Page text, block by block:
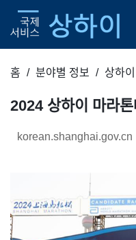
홈 분야별 정보 상하
2024 상하이 마라
korean.shanghai.gov.cn